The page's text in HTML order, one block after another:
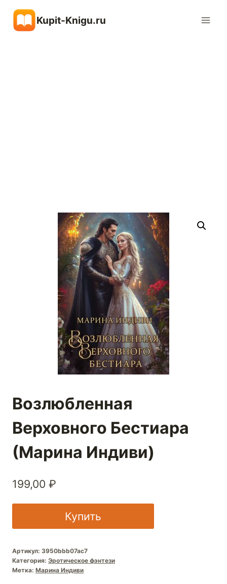
содержимому
Kupit-Knigu.ru
Возлюбленная
Верховного Бестиара
(Марина Индиви)
199,00 ₽
Купить
Артикул: 3950bbb07ac7
Категория: Эротическое фэнтези
Метка: Марина Индиви